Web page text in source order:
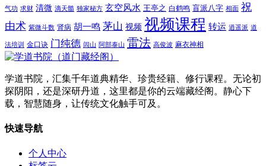
气功 求财 清微 滴天髓 独家秘方 玄空风水 王亭之 白鹤鸣 盲派八字 相面 祝
由术 紫微斗数 肾病 胡一鸣 茅山 视频 视频课程 转运 逍遥派 道
法培训 金口诀 门纯德 闾山 阿部泰山 雷法 高俊波 麻衣神相
学道书院，汇集千年道典精华、珍贵经籍、修行课程。无论初
探阴阳，还是深研丹道，这里都是你的云端藏经阁。静心下
载，智慧随身，让传统文化触手可及。
快速导航
个人中心